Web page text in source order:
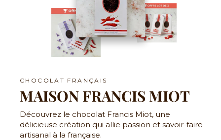
CHOCOLAT FRANÇAIS
MAISON FRANCIS MIOT
Découvrez le chocolat Francis Miot, une
délicieuse création qui allie passion et savoir-faire
artisanal à la française.